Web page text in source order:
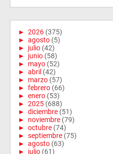
► 2026 (375)
► agosto (5)
► julio (42)
► junio (58)
► mayo (52)
► abril (42)
► marzo (57)
► febrero (66)
► enero (53)
► 2025 (688)
► diciembre (51)
► noviembre (79)
► octubre (74)
► septiembre (75)
► agosto (63)
► julio (61)